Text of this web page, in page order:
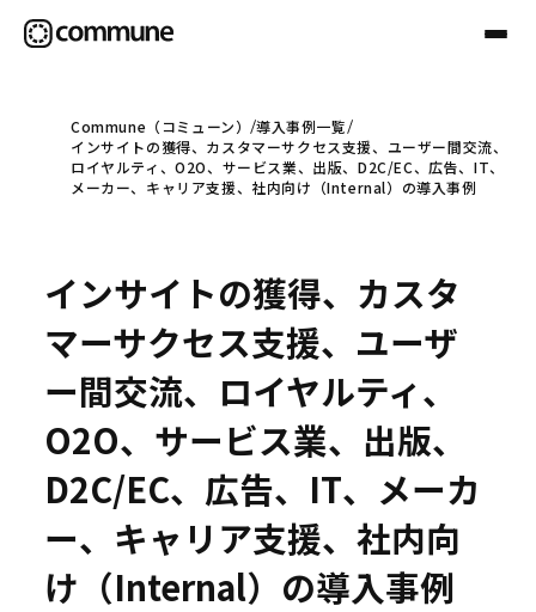
Communeについて
事例
セミナー
お役立ち情報
Commune（コミューン）
導入事例一覧
インサイトの獲得、カスタマーサクセス支援、ユーザー間交流、
ロイヤルティ、O2O、サービス業、出版、D2C/EC、広告、IT、
メーカー、キャリア支援、社内向け（Internal）の導入事例
インサイトの獲得、カスタ
マーサクセス支援、ユーザ
ー間交流、ロイヤルティ、
O2O、サービス業、出版、
D2C/EC、広告、IT、メーカ
ー、キャリア支援、社内向
け（Internal）の導入事例